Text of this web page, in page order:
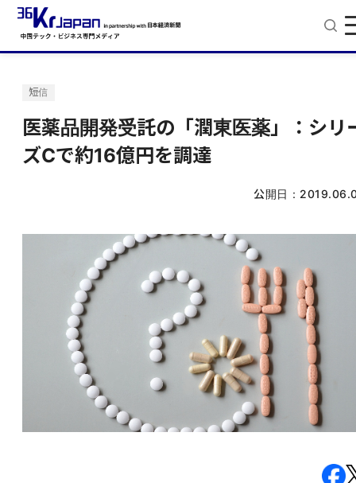
短信
医薬品開発受託の「潤東医薬」：シリ
ズCで約16億円を調達
公開日：